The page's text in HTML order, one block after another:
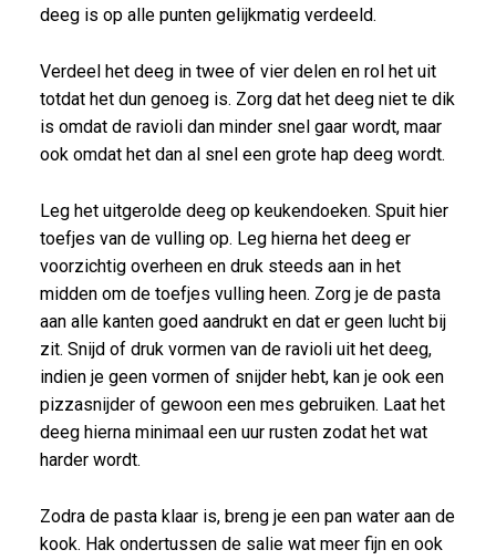
deeg is op alle punten gelijkmatig verdeeld.
Verdeel het deeg in twee of vier delen en rol het uit
totdat het dun genoeg is. Zorg dat het deeg niet te dik
is omdat de ravioli dan minder snel gaar wordt, maar
ook omdat het dan al snel een grote hap deeg wordt.
Leg het uitgerolde deeg op keukendoeken. Spuit hier
toefjes van de vulling op. Leg hierna het deeg er
voorzichtig overheen en druk steeds aan in het
midden om de toefjes vulling heen. Zorg je de pasta
aan alle kanten goed aandrukt en dat er geen lucht bij
zit. Snijd of druk vormen van de ravioli uit het deeg,
indien je geen vormen of snijder hebt, kan je ook een
pizzasnijder of gewoon een mes gebruiken. Laat het
deeg hierna minimaal een uur rusten zodat het wat
harder wordt.
Zodra de pasta klaar is, breng je een pan water aan de
kook. Hak ondertussen de salie wat meer fijn en ook